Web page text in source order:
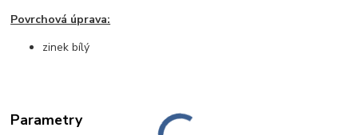
Povrchová úprava:
zinek bílý
Parametry